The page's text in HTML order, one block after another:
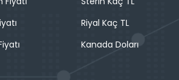
Riyal Kaç TL
Kanada Doları